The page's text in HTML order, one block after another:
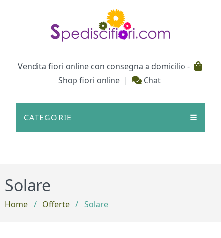
Vendita fiori online con consegna a domicilio -
Shop fiori online | Chat
CATEGORIE ☰
Solare
Home / Offerte / Solare